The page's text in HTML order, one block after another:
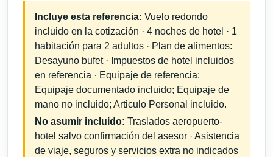
Incluye esta referencia: Vuelo redondo
incluido en la cotización · 4 noches de hotel · 1
habitación para 2 adultos · Plan de alimentos:
Desayuno bufet · Impuestos de hotel incluidos
en referencia · Equipaje de referencia:
Equipaje documentado incluido; Equipaje de
mano no incluido; Articulo Personal incluido.
No asumir incluido: Traslados aeropuerto-
hotel salvo confirmación del asesor · Asistencia
de viaje, seguros y servicios extra no indicados